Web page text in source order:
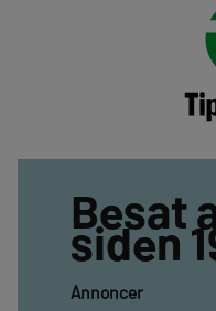
Besat
siden
Annoncer